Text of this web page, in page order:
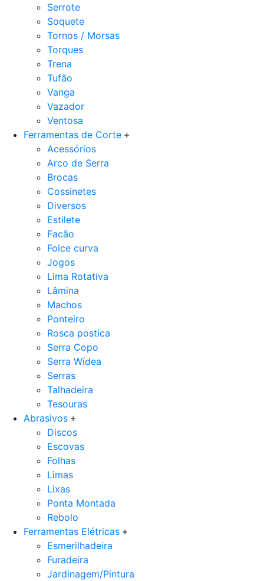
Serrote
Soquete
Tornos / Morsas
Torques
Trena
Tufão
Vanga
Vazador
Ventosa
Ferramentas de Corte
Acessórios
Arco de Serra
Brocas
Cossinetes
Diversos
Estilete
Facão
Foice curva
Jogos
Lima Rotativa
Lâmina
Machos
Ponteiro
Rosca postica
Serra Copo
Serra Wídea
Serras
Talhadeira
Tesouras
Abrasivos
Discos
Escovas
Folhas
Limas
Lixas
Ponta Montada
Rebolo
Ferramentas Elétricas
Esmerilhadeira
Furadeira
Jardinagem/Pintura